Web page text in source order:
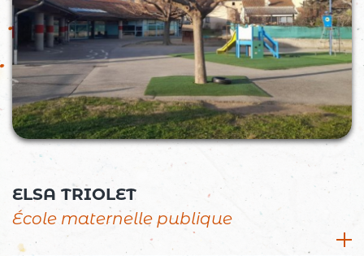
ELSA TRIOLET
École maternelle publique